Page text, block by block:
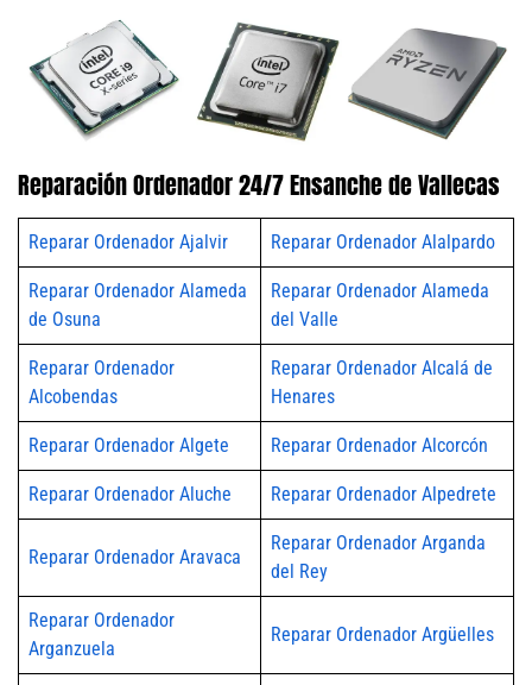
Reparación Ordenador 24/7 Ensanche de Vallecas
Reparar Ordenador Ajalvir Reparar Ordenador Alalpardo
Reparar Ordenador Alameda
de Osuna
Reparar Ordenador Alameda
del Valle
Reparar Ordenador
Alcobendas
Reparar Ordenador Alcalá de
Henares
Reparar Ordenador Algete Reparar Ordenador Alcorcón
Reparar Ordenador Aluche Reparar Ordenador Alpedrete
Reparar Ordenador Aravaca
Reparar Ordenador Arganda
del Rey
Reparar Ordenador
Arganzuela
Reparar Ordenador Argüelles